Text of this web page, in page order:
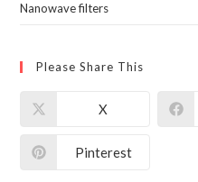
Nanowave filters
Please Share This
X
Pinterest